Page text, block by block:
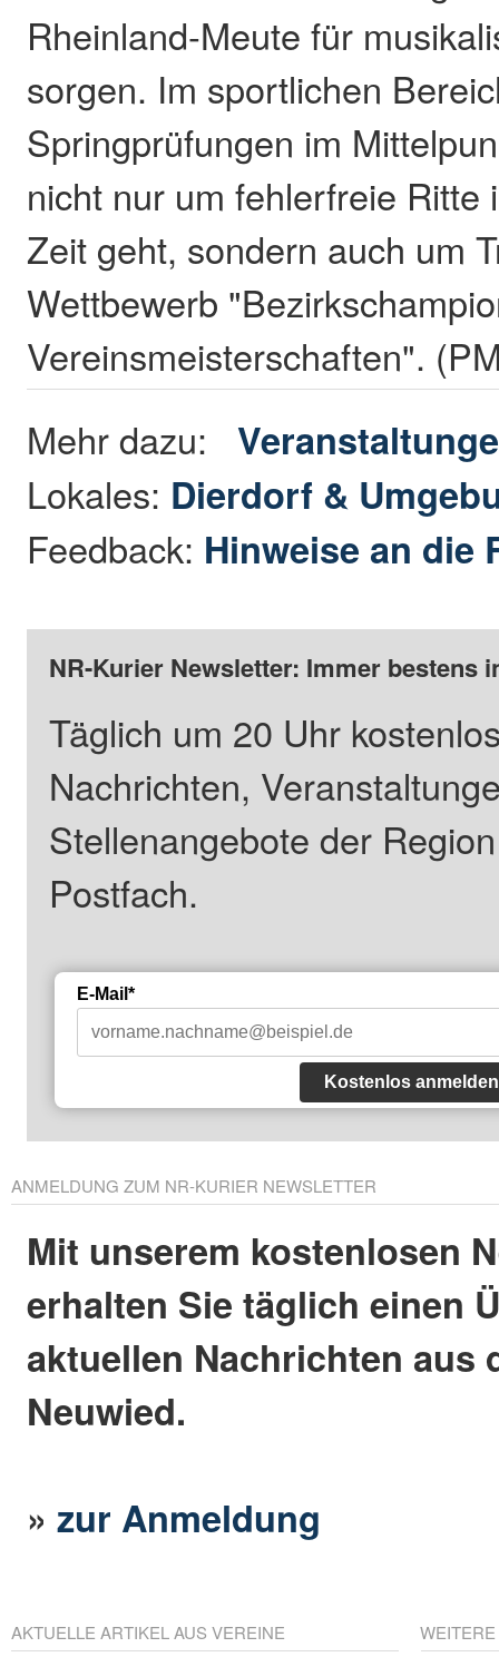
Rheinland-Meute für
sorgen. Im sportlichen
Springprüfungen im
nicht nur um fehlerfreie Ritte
Zeit geht, sondern auch um
Wettbewerb
Vereinsmeisterschaften".
Mehr dazu:
Lokales: Dierdorf &
Feedback: Hinweise an die
NR-Kurier Newsletter: Immer bestens
Täglich um 20 Uhr
Nachrichten,
Stellenangebote der
Postfach.
E-Mail*
Kostenlos anmelden
ANMELDUNG ZUM NR-KURIER NEWSLETTER
Mit unserem kostenlosen
erhalten Sie täglich einen
aktuellen Nachrichten aus
Neuwied.
»zur Anmeldung
AKTUELLE ARTIKEL AUS VEREINE